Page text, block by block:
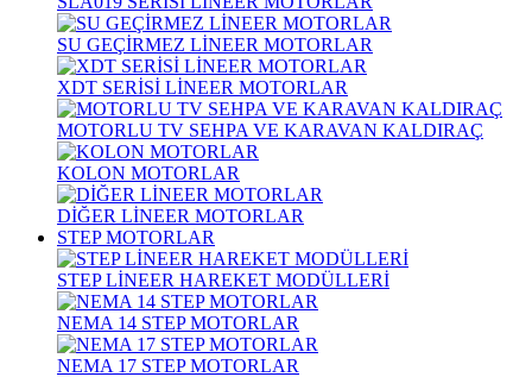
SU GEÇİRMEZ LİNEER MOTORLAR
XDT SERİSİ LİNEER MOTORLAR
MOTORLU TV SEHPA VE KARAVAN KALDIRAÇ
KOLON MOTORLAR
DİĞER LİNEER MOTORLAR
STEP MOTORLAR
STEP LİNEER HAREKET MODÜLLERİ
NEMA 14 STEP MOTORLAR
NEMA 17 STEP MOTORLAR